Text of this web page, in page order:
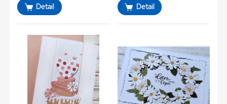
Detail Detail